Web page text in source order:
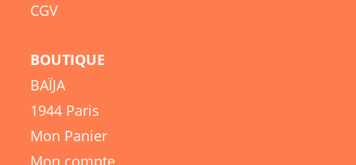
CGV
BOUTIQUE
BAÏJA
1944 Paris
Mon Panier